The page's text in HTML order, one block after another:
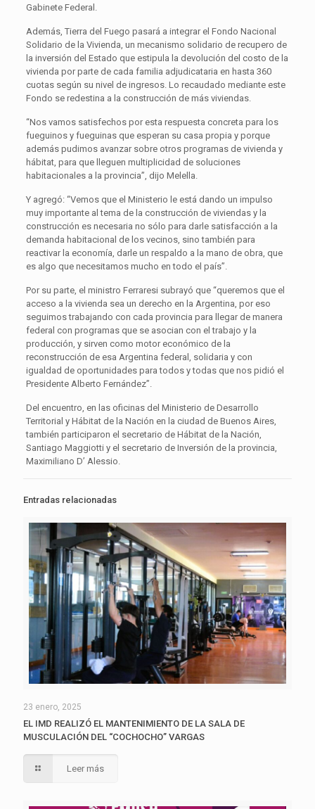
Gabinete Federal.
Además, Tierra del Fuego pasará a integrar el Fondo Nacional
Solidario de la Vivienda, un mecanismo solidario de recupero de
la inversión del Estado que estipula la devolución del costo de la
vivienda por parte de cada familia adjudicataria en hasta 360
cuotas según su nivel de ingresos. Lo recaudado mediante este
Fondo se redestina a la construcción de más viviendas.
“Nos vamos satisfechos por esta respuesta concreta para los
fueguinos y fueguinas que esperan su casa propia y porque
además pudimos avanzar sobre otros programas de vivienda y
hábitat, para que lleguen multiplicidad de soluciones
habitacionales a la provincia”, dijo Melella.
Y agregó: “Vemos que el Ministerio le está dando un impulso
muy importante al tema de la construcción de viviendas y la
construcción es necesaria no sólo para darle satisfacción a la
demanda habitacional de los vecinos, sino también para
reactivar la economía, darle un respaldo a la mano de obra, que
es algo que necesitamos mucho en todo el país”.
Por su parte, el ministro Ferraresi subrayó que “queremos que el
acceso a la vivienda sea un derecho en la Argentina, por eso
seguimos trabajando con cada provincia para llegar de manera
federal con programas que se asocian con el trabajo y la
producción, y sirven como motor económico de la
reconstrucción de esa Argentina federal, solidaria y con
igualdad de oportunidades para todos y todas que nos pidió el
Presidente Alberto Fernández”.
Del encuentro, en las oficinas del Ministerio de Desarrollo
Territorial y Hábitat de la Nación en la ciudad de Buenos Aires,
también participaron el secretario de Hábitat de la Nación,
Santiago Maggiotti y el secretario de Inversión de la provincia,
Maximiliano D’ Alessio.
Entradas relacionadas
23 enero, 2025
EL IMD REALIZÓ EL MANTENIMIENTO DE LA SALA DE
MUSCULACIÓN DEL “COCHOCHO” VARGAS
Leer más